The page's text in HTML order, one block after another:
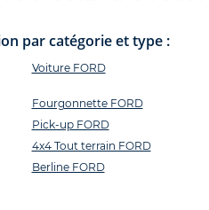
par catégorie et type :
Voiture FORD
Fourgonnette FORD
Pick-up FORD
4x4 Tout terrain FORD
Berline FORD